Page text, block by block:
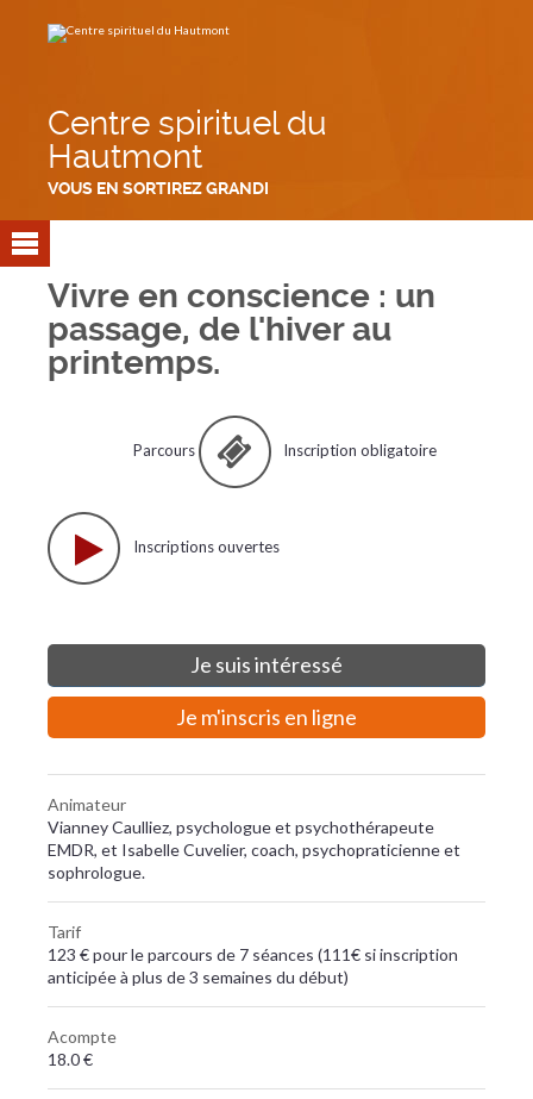
contenu.
Centre spirituel du
Hautmont
VOUS EN SORTIREZ GRANDI
Vivre en conscience : un
passage, de l'hiver au
printemps.
Parcours Inscription obligatoire
Inscriptions ouvertes
Je suis intéressé
Je m'inscris en ligne
Animateur
Vianney Caulliez, psychologue et psychothérapeute
EMDR, et Isabelle Cuvelier, coach, psychopraticienne et
sophrologue.
Tarif
123 € pour le parcours de 7 séances (111€ si inscription
anticipée à plus de 3 semaines du début)
Acompte
18.0 €